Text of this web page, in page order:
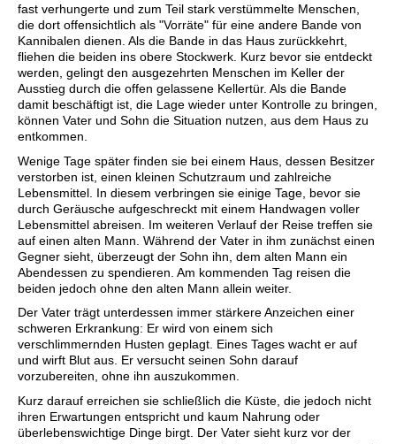
fast verhungerte und zum Teil stark verstümmelte Menschen,
die dort offensichtlich als "Vorräte" für eine andere Bande von
Kannibalen dienen. Als die Bande in das Haus zurückkehrt,
fliehen die beiden ins obere Stockwerk. Kurz bevor sie entdeckt
werden, gelingt den ausgezehrten Menschen im Keller der
Ausstieg durch die offen gelassene Kellertür. Als die Bande
damit beschäftigt ist, die Lage wieder unter Kontrolle zu bringen,
können Vater und Sohn die Situation nutzen, aus dem Haus zu
entkommen.
Wenige Tage später finden sie bei einem Haus, dessen Besitzer
verstorben ist, einen kleinen Schutzraum und zahlreiche
Lebensmittel. In diesem verbringen sie einige Tage, bevor sie
durch Geräusche aufgeschreckt mit einem Handwagen voller
Lebensmittel abreisen. Im weiteren Verlauf der Reise treffen sie
auf einen alten Mann. Während der Vater in ihm zunächst einen
Gegner sieht, überzeugt der Sohn ihn, dem alten Mann ein
Abendessen zu spendieren. Am kommenden Tag reisen die
beiden jedoch ohne den alten Mann allein weiter.
Der Vater trägt unterdessen immer stärkere Anzeichen einer
schweren Erkrankung: Er wird von einem sich
verschlimmernden Husten geplagt. Eines Tages wacht er auf
und wirft Blut aus. Er versucht seinen Sohn darauf
vorzubereiten, ohne ihn auszukommen.
Kurz darauf erreichen sie schließlich die Küste, die jedoch nicht
ihren Erwartungen entspricht und kaum Nahrung oder
überlebenswichtige Dinge birgt. Der Vater sieht kurz vor der